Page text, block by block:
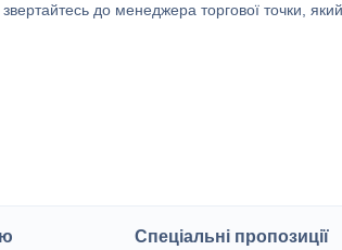
до менеджера торгової точки,
Спеціальні пропозиції